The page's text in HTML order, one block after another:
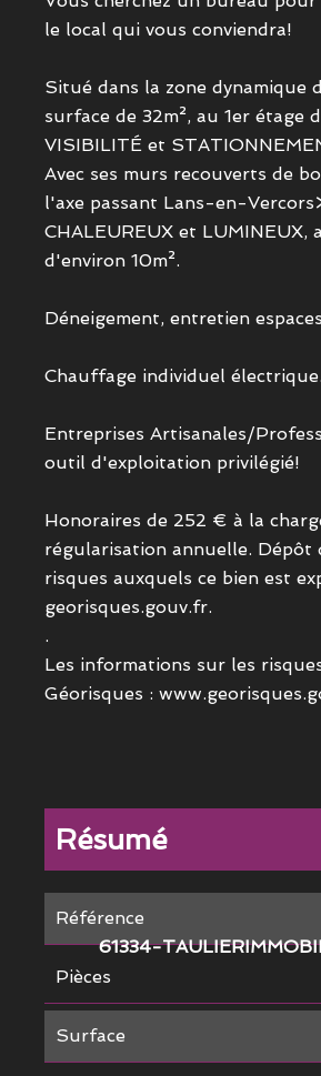
le local qui vous conviendra!
Situé dans la zone dynamique
surface de 32m², au 1er
VISIBILITÉ et
Avec ses murs recouverts de
l'axe passant Lans-en-
CHALEUREUX et LUMINEUX,
d'environ 10m².
Déneigement, entretien
Chauffage individuel électrique.
Entreprises Artisanales/
outil d'exploitation privilégié!
Honoraires de 252 € à la
régularisation annuelle. Dépôt
risques auxquels ce bien est
georisques.gouv.fr.
.
Les informations sur les
Géorisques :
Résumé
Référence
61334-
Pièces
Surface